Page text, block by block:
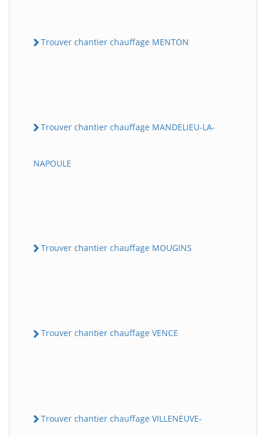
Trouver chantier chauffage MENTON
Trouver chantier chauffage MANDELIEU-LA-
NAPOULE
Trouver chantier chauffage MOUGINS
Trouver chantier chauffage VENCE
Trouver chantier chauffage VILLENEUVE-